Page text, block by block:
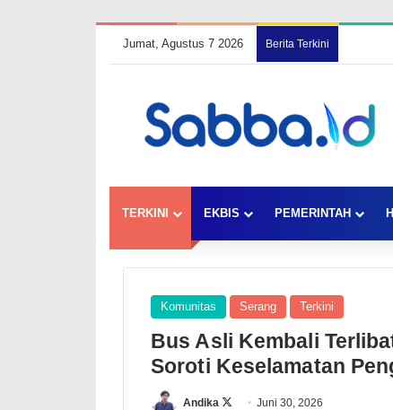
Jumat, Agustus 7 2026 Berita Terkini
TERKINI EKBIS PEMERINTAH
Komunitas Serang Terkini
Bus Asli Kembali
Soroti Keselamatan
Andika
FollowJuni 30, 2026